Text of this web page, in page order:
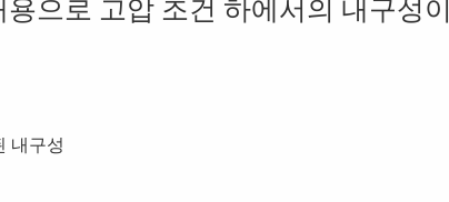
으로 고압 조건 하에서의 내구성
내구성